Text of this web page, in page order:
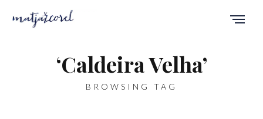
‘Caldeira Velha’
BROWSING TAG